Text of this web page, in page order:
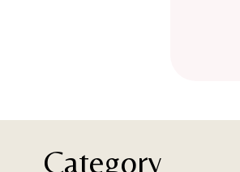
Category